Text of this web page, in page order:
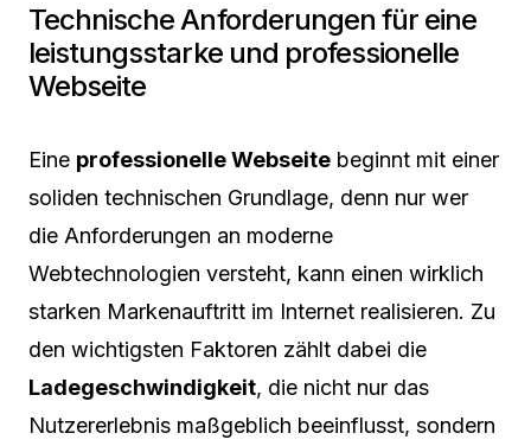
Technische Anforderungen für eine
leistungsstarke und professionelle
Webseite
Eine professionelle Webseite beginnt mit einer
soliden technischen Grundlage, denn nur wer
die Anforderungen an moderne
Webtechnologien versteht, kann einen wirklich
starken Markenauftritt im Internet realisieren. Zu
den wichtigsten Faktoren zählt dabei die
Ladegeschwindigkeit, die nicht nur das
Nutzererlebnis maßgeblich beeinflusst, sondern